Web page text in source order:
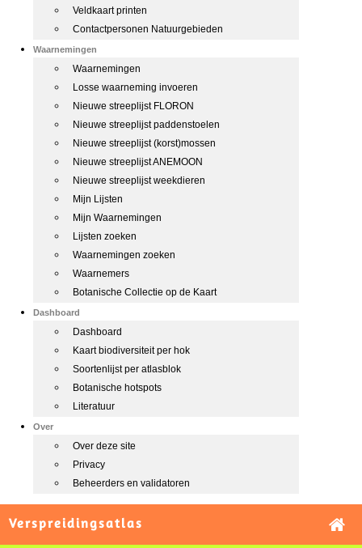
Veldkaart printen
Contactpersonen Natuurgebieden
Waarnemingen
Waarnemingen
Losse waarneming invoeren
Nieuwe streeplijst FLORON
Nieuwe streeplijst paddenstoelen
Nieuwe streeplijst (korst)mossen
Nieuwe streeplijst ANEMOON
Nieuwe streeplijst weekdieren
Mijn Lijsten
Mijn Waarnemingen
Lijsten zoeken
Waarnemingen zoeken
Waarnemers
Botanische Collectie op de Kaart
Dashboard
Dashboard
Kaart biodiversiteit per hok
Soortenlijst per atlasblok
Botanische hotspots
Literatuur
Over
Over deze site
Privacy
Beheerders en validatoren
Verspreidingsatlas